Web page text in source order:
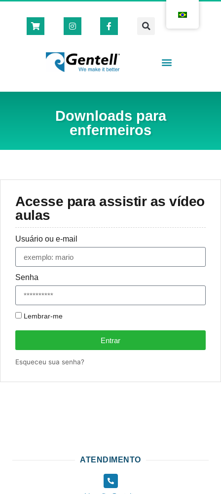
Downloads para
enfermeiros
Acesse para assistir as vídeo
aulas
Usuário ou e-mail
Senha
Lembrar-me
Entrar
Esqueceu sua senha?
ATENDIMENTO